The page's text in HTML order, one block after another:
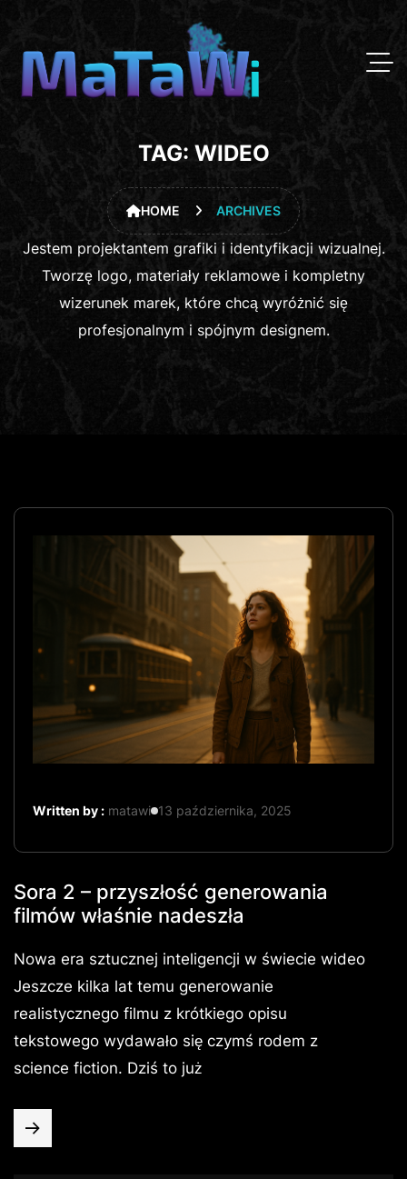
TAG: WIDEO
HOME ARCHIVES
Jestem projektantem grafiki i identyfikacji wizualnej.
Tworzę logo, materiały reklamowe i kompletny
wizerunek marek, które chcą wyróżnić się
profesjonalnym i spójnym designem.
Written by : matawi 13 października, 2025
Sora 2 – przyszłość generowania
filmów właśnie nadeszła
Nowa era sztucznej inteligencji w świecie wideo
Jeszcze kilka lat temu generowanie
realistycznego filmu z krótkiego opisu
tekstowego wydawało się czymś rodem z
science fiction. Dziś to już